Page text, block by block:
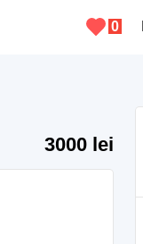
0
3000 lei